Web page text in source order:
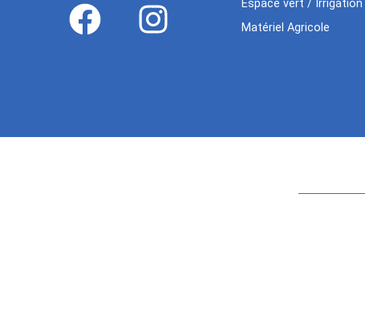
Espace vert / Irrigation
Matériel Agricole